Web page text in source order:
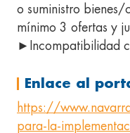
o suministro
mínimo 3 ofertas y
►Incompatibilidad
Enlace al
https://
para-la-